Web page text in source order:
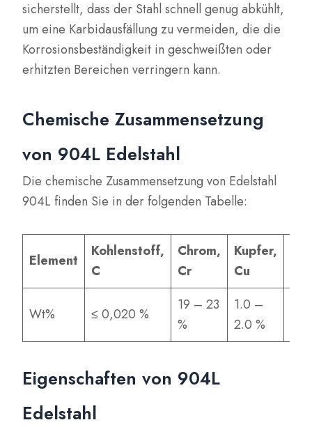
sicherstellt, dass der Stahl schnell genug abkühlt,
um eine Karbidausfällung zu vermeiden, die die
Korrosionsbeständigkeit in geschweißten oder
erhitzten Bereichen verringern kann.
Chemische Zusammensetzung
von 904L Edelstahl
Die chemische Zusammensetzung von Edelstahl
904L finden Sie in der folgenden Tabelle:
Element
Kohlenstoff,
C
Chrom,
Cr
Kupfer,
Cu
Wt% ≤ 0,020 %
19 – 23
%
1.0 –
2.0 %
Eigenschaften von 904L
Edelstahl